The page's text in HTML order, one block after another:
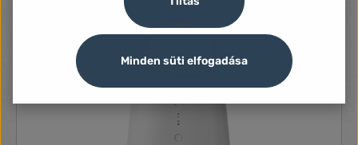
késleltetés csökkentésében és a kapcsolat stabilitásának
javításában. A vezérlőhöz akár 100 intelligens eszköz -
érzékelők, lámpák, háztartási készülékek stb. -
csatlakoztatható. Kompatibilis a Xiaomi Home
alkalmazással. Tápellátás USB-C-n keresztül. Adatlap
Kapcsolat: Wi-Fi 802.11a/b/g/n, Bluetooth 5.0, ZigBee 3.0,
Minden süti elfogadása